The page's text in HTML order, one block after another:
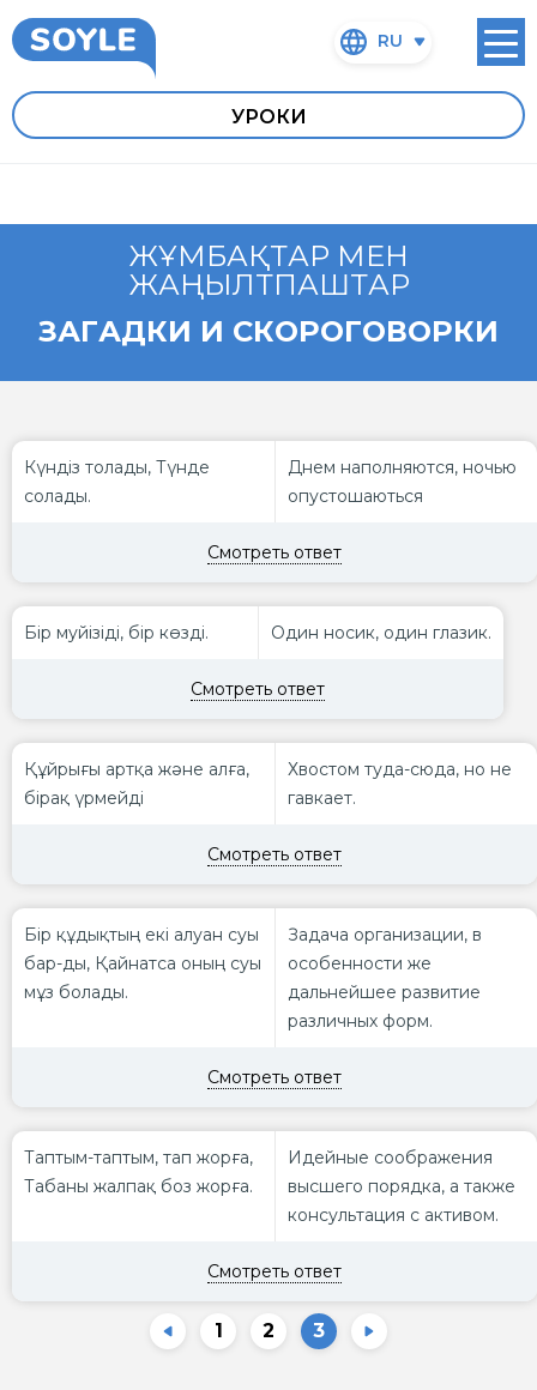
RU
УРОКИ
ЖҰМБАҚТАР МЕН
ЖАҢЫЛТПАШТАР
ЗАГАДКИ И СКОРОГОВОРКИ
Күндіз толады, Түнде
солады.
Днем наполняются, ночью
опустошаються
Смотреть ответ
Бір муйізіді, бір көзді. Один носик, один глазик.
Смотреть ответ
Құйрығы артқа және алға,
бірақ үрмейді
Хвостом туда-сюда, но не
гавкает.
Смотреть ответ
Бір құдықтың екі алуан суы
бар-ды, Қайнатса оның суы
мұз болады.
Задача организации, в
особенности же
дальнейшее развитие
различных форм.
Смотреть ответ
Таптым-таптым, тап жорға,
Табаны жалпақ боз жорға.
Идейные соображения
высшего порядка, а также
консультация с активом.
Смотреть ответ
1 2 3